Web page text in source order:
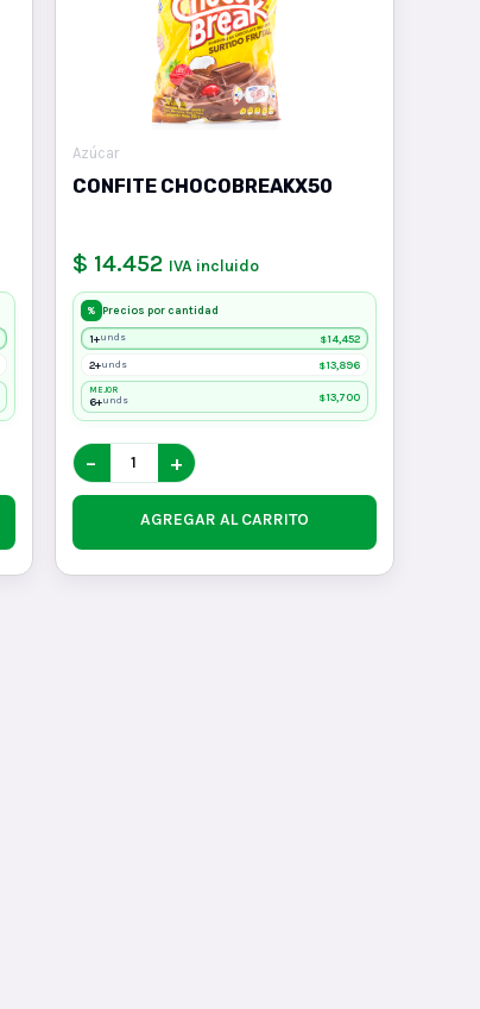
Azúcar
CONFITE CHOCOBREAKX50
$ 14.452 IVA incluido
% Precios por cantidad
1+unds $14,452
2+unds $13,896
MEJOR
6+unds $13,700
− +
AGREGAR AL CARRITO